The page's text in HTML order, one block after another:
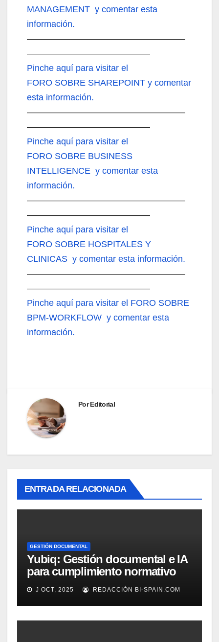
MANAGEMENT y comentar esta
información.
——————————————————
——————————————
Pinche aquí para visitar el
FORO SOBRE SHAREPOINT y comentar
esta información.
——————————————————
——————————————
Pinche aquí para visitar el
FORO SOBRE BUSINESS
INTELLIGENCE y comentar esta
información.
——————————————————
——————————————
Pinche aquí para visitar el
FORO SOBRE HOSPITALES Y
CLINICAS y comentar esta información.
——————————————————
——————————————
Pinche aquí para visitar el FORO SOBRE
BPM-WORKFLOW y comentar esta
información.
PorEditorial
ENTRADA RELACIONADA
GESTIÓN DOCUMENTAL
Yubiq: Gestión documental e IA
para cumplimiento normativo
(Demo)
J OCT, 2025 REDACCIÓN BI-SPAIN.COM